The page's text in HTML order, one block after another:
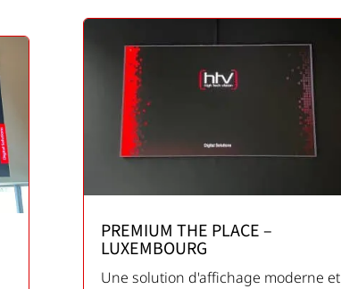
PREMIUM THE PLACE –
LUXEMBOURG
Une solution d'affichage moderne et